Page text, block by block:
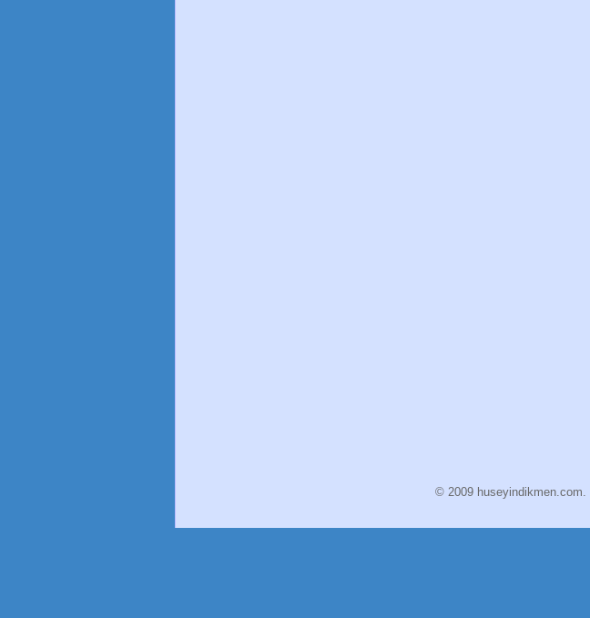
© 2009 huseyindikmen.com.